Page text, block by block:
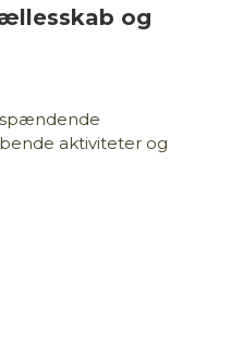
og
aktiviteter og